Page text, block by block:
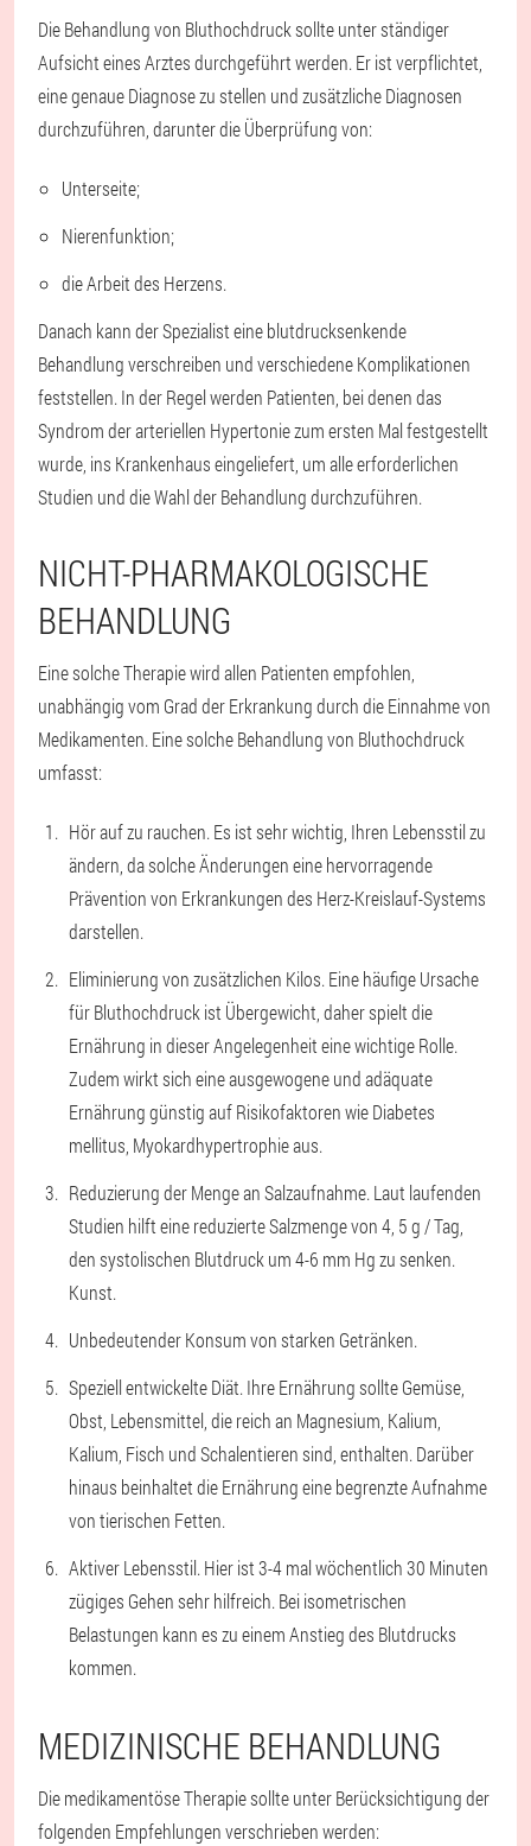
Die Behandlung von Bluthochdruck sollte unter ständiger
Aufsicht eines Arztes durchgeführt werden. Er ist verpflichtet,
eine genaue Diagnose zu stellen und zusätzliche Diagnosen
durchzuführen, darunter die Überprüfung von:
Unterseite;
Nierenfunktion;
die Arbeit des Herzens.
Danach kann der Spezialist eine blutdrucksenkende
Behandlung verschreiben und verschiedene Komplikationen
feststellen. In der Regel werden Patienten, bei denen das
Syndrom der arteriellen Hypertonie zum ersten Mal festgestellt
wurde, ins Krankenhaus eingeliefert, um alle erforderlichen
Studien und die Wahl der Behandlung durchzuführen.
NICHT-PHARMAKOLOGISCHE
BEHANDLUNG
Eine solche Therapie wird allen Patienten empfohlen,
unabhängig vom Grad der Erkrankung durch die Einnahme von
Medikamenten. Eine solche Behandlung von Bluthochdruck
umfasst:
Hör auf zu rauchen. Es ist sehr wichtig, Ihren Lebensstil zu
ändern, da solche Änderungen eine hervorragende
Prävention von Erkrankungen des Herz-Kreislauf-Systems
darstellen.
Eliminierung von zusätzlichen Kilos. Eine häufige Ursache
für Bluthochdruck ist Übergewicht, daher spielt die
Ernährung in dieser Angelegenheit eine wichtige Rolle.
Zudem wirkt sich eine ausgewogene und adäquate
Ernährung günstig auf Risikofaktoren wie Diabetes
mellitus, Myokardhypertrophie aus.
Reduzierung der Menge an Salzaufnahme. Laut laufenden
Studien hilft eine reduzierte Salzmenge von 4, 5 g / Tag,
den systolischen Blutdruck um 4-6 mm Hg zu senken.
Kunst.
Unbedeutender Konsum von starken Getränken.
Speziell entwickelte Diät. Ihre Ernährung sollte Gemüse,
Obst, Lebensmittel, die reich an Magnesium, Kalium,
Kalium, Fisch und Schalentieren sind, enthalten. Darüber
hinaus beinhaltet die Ernährung eine begrenzte Aufnahme
von tierischen Fetten.
Aktiver Lebensstil. Hier ist 3-4 mal wöchentlich 30 Minuten
zügiges Gehen sehr hilfreich. Bei isometrischen
Belastungen kann es zu einem Anstieg des Blutdrucks
kommen.
MEDIZINISCHE BEHANDLUNG
Die medikamentöse Therapie sollte unter Berücksichtigung der
folgenden Empfehlungen verschrieben werden: